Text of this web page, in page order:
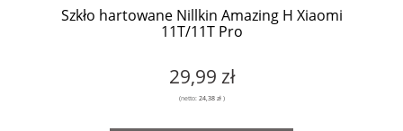
Szkło hartowane Nillkin Amazing H Xiaomi
11T/11T Pro
29,99 zł
(netto: 24,38 zł)